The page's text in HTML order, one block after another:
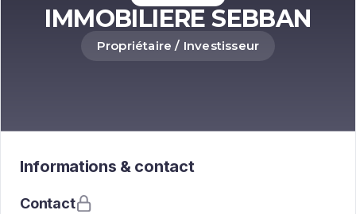
IMMOBILIERE SEBBAN
Propriétaire / Investisseur
Informations & contact
Contact